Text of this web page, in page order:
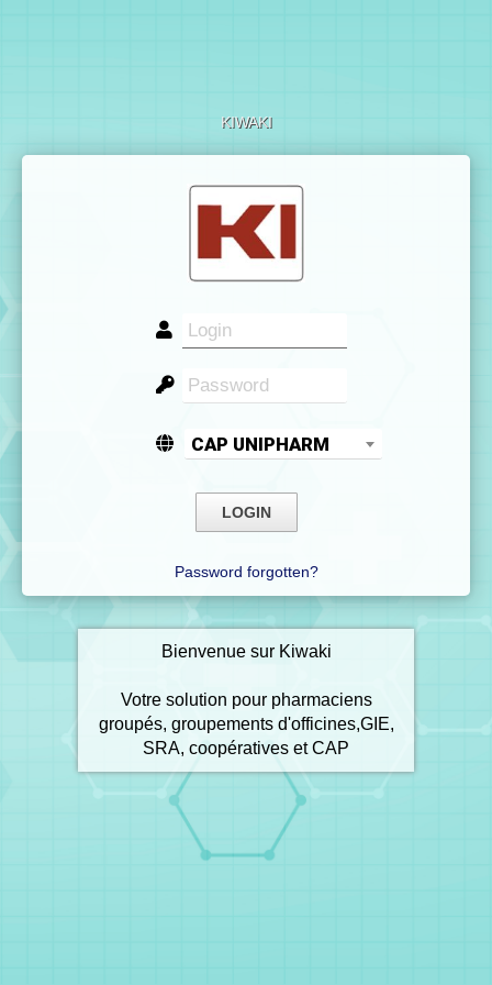
KIWAKI
CAP UNIPHARM
Password forgotten?
Bienvenue sur Kiwaki
Votre solution pour pharmaciens
groupés, groupements d'officines,GIE,
SRA, coopératives et CAP